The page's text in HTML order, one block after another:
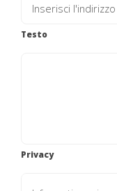
Testo
Privacy